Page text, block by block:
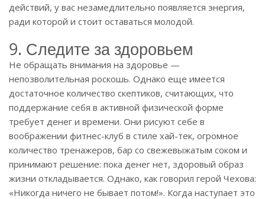
действий, у вас незамедлительно появляется энергия,
ради которой и стоит оставаться молодой.
9. Следите за здоровьем
Не обращать внимания на здоровье —
непозволительная роскошь. Однако еще имеется
достаточное количество скептиков, считающих, что
поддержание себя в активной физической форме
требует денег и времени. Они рисуют себе в
воображении фитнес-клуб в стиле хай-тек, огромное
количество тренажеров, бар со свежевыжатым соком и
принимают решение: пока денег нет, здоровый образ
жизни откладывается. Однако, как говорил герой Чехова:
«Никогда ничего не бывает потом!». Когда наступает это